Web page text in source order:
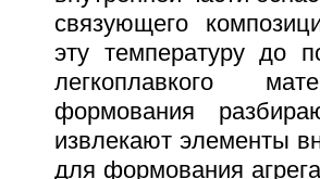
связующего
эту температуру до
легкоплавкого
формования
извлекают элементы
для формования